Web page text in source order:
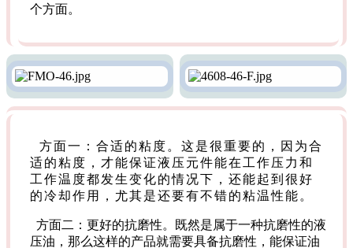
个方面。
方面一：合适的粘度。这是很重要的，因为合
适的粘度，才能保证液压元件能在工作压力和
工作温度都发生变化的情况下，还能起到很好
的冷却作用，尤其是还要有不错的粘温性能。
方面二：更好的抗磨性。既然是属于一种抗磨性的液
压油，那么这样的产品就需要具备抗磨性，能保证油